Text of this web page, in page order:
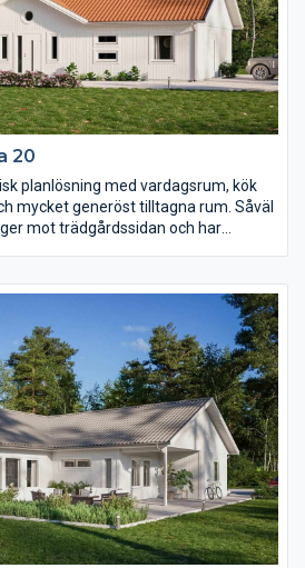
20
planlösning med vardagsrum, kök
mycket generöst tilltagna rum. Såväl
mot trädgårdssidan och har